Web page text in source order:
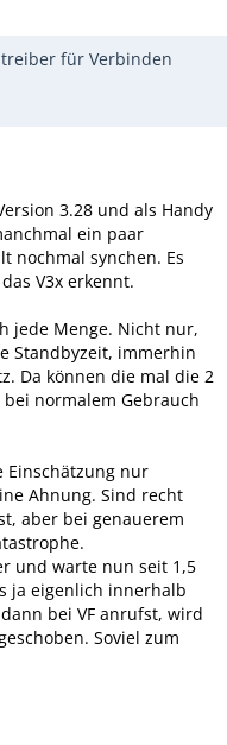
treiber für Verbinden
3.28 und als Handy
ein paar
nochmal synchen. Es
V3x erkennt.
jede Menge. Nicht nur,
Standbyzeit, immerhin
Da können die mal die 2
normalem Gebrauch
Einschätzung nur
Ahnung. Sind recht
aber bei genauerem
und warte nun seit 1,5
ja eigenlich innerhalb
bei VF anrufst, wird
Soviel zum